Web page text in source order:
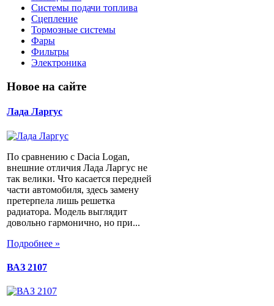
Системы подачи топлива
Сцепление
Тормозные системы
Фары
Фильтры
Электроника
Новое на сайте
Лада Ларгус
По сравнению с Dacia Logan,
внешние отличия Лада Ларгус не
так велики. Что касается передней
части автомобиля, здесь замену
претерпела лишь решетка
радиатора. Модель выглядит
довольно гармонично, но при...
Подробнее »
ВАЗ 2107